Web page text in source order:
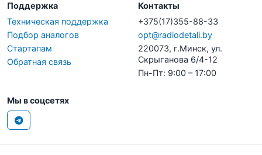
Поддержка
Техническая поддержка
Подбор аналогов
Стартапам
Обратная связь
Контакты
+375(17)355-88-33
opt@radiodetali.by
220073, г.Минск, ул.
Скрыганова 6/4-12
Пн-Пт: 9:00 – 17:00
Мы в соцсетях